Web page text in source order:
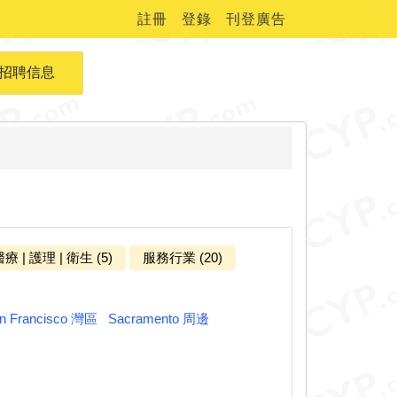
註冊 登錄 刊登廣告
聘信息
療 | 護理 | 衛生 (5) 服務行業 (20)
Francisco 灣區 Sacramento 周邊